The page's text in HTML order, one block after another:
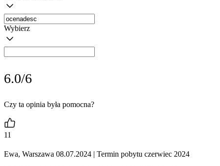
Wybierz
6.0/6
Czy ta opinia była pomocna?
11
Ewa, Warszawa 08.07.2024 | Termin pobytu czerwiec 2024